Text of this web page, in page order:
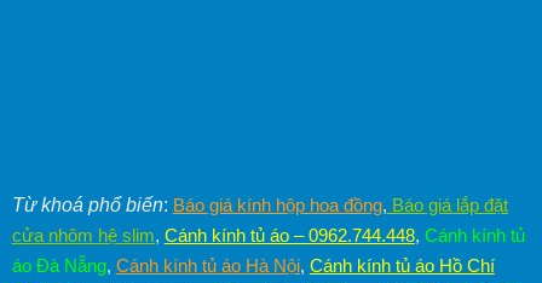
Từ khoá phổ biến: Báo giá kính hộp hoa đồng, Báo giá lắp đặt
cửa nhôm hệ slim, Cánh kính tủ áo – 0962.744.448, Cánh kính tủ
áo Đà Nẵng, Cánh kính tủ áo Hà Nội, Cánh kính tủ áo Hồ Chí